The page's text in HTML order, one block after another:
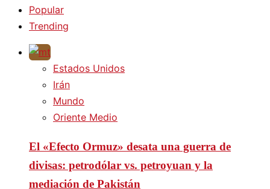
Popular
Trending
Estados Unidos
Irán
Mundo
Oriente Medio
El «Efecto Ormuz» desata una guerra de
divisas: petrodólar vs. petroyuan y la
mediación de Pakistán